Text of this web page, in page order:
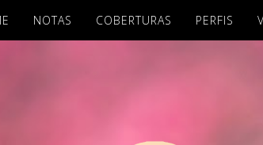
NOTAS COBERTURAS PERFIS